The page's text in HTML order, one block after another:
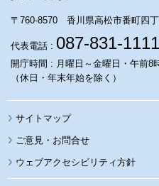
〒760-8570 香川県高松市番町四
代表電話 : 087-831-1111
開庁時間 : 月曜日～金曜日・午前8
（休日・年末年始を除く）
サイトマップ
ウェブアクセシビリティ方針